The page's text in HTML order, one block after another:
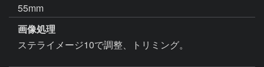
55mm
画像処理
ステライメージ10で調整、トリミング。